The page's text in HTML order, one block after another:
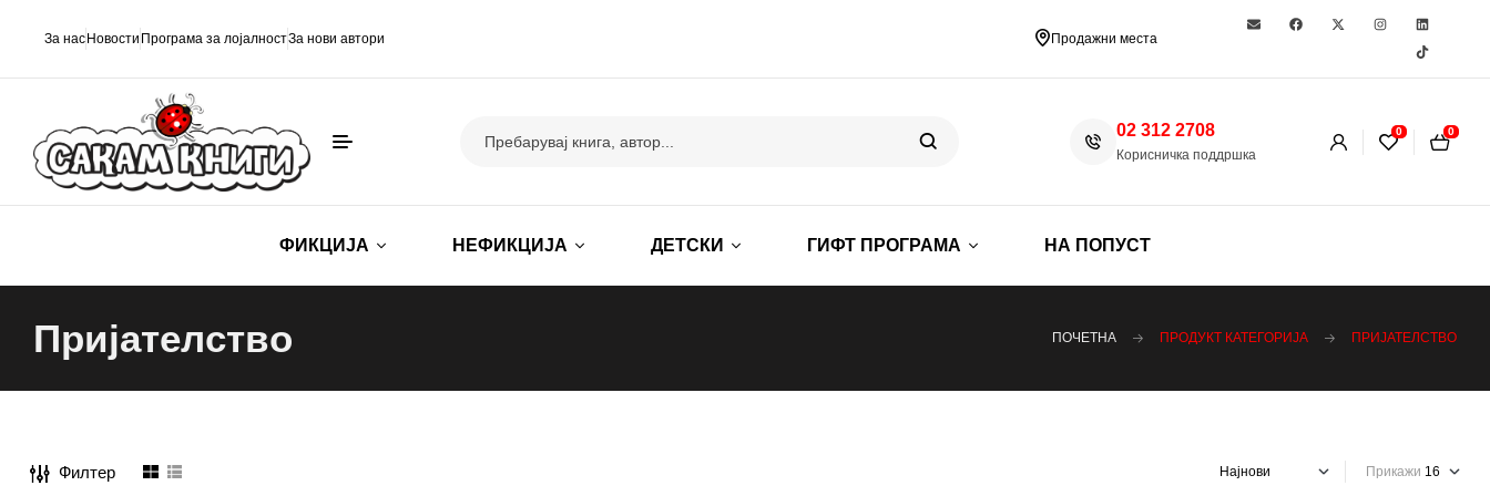
За нас Новости Програма за лојалностЗа нови автори Продажни места
02 312 2708
Корисничка поддршка
0 0
ФИКЦИЈА НЕФИКЦИЈА ДЕТСКИ ГИФТ ПРОГРАМА НА ПОПУСТ
Пријателство ПОЧЕТНА ПРОДУКТ КАТЕГОРИЈА ПРИЈАТЕЛСТВО
Филтер Прикажи